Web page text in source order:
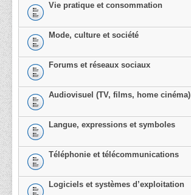
Vie pratique et consommation
Mode, culture et société
Forums et réseaux sociaux
Audiovisuel (TV, films, home cinéma)
Langue, expressions et symboles
Téléphonie et télécommunications
Logiciels et systèmes d’exploitation